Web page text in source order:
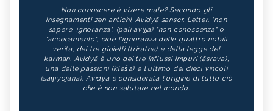
Non conoscere è vivere male? Secondo gli
insegnamenti zen antichi, Avidyā sanscr. Letter. "non
sapere, ignoranza". (pāli avijjā) "non conoscenza" o
"accecamento", cioè l'ignoranza delle quattro nobili
verità, dei tre gioielli (triratna) e della legge del
karman. Avidyā è uno dei tre influssi impuri (āsrava),
una delle passioni (kleśa) e l'ultimo dei dieci vincoli
(saṃyojana). Avidyā è considerata l'origine di tutto ciò
che è non salutare nel mondo.